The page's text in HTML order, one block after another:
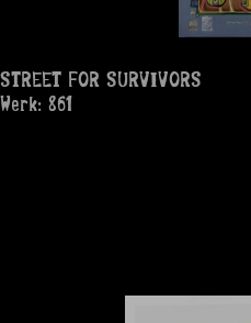
STREET FOR SURVIVORS
Werk: 861